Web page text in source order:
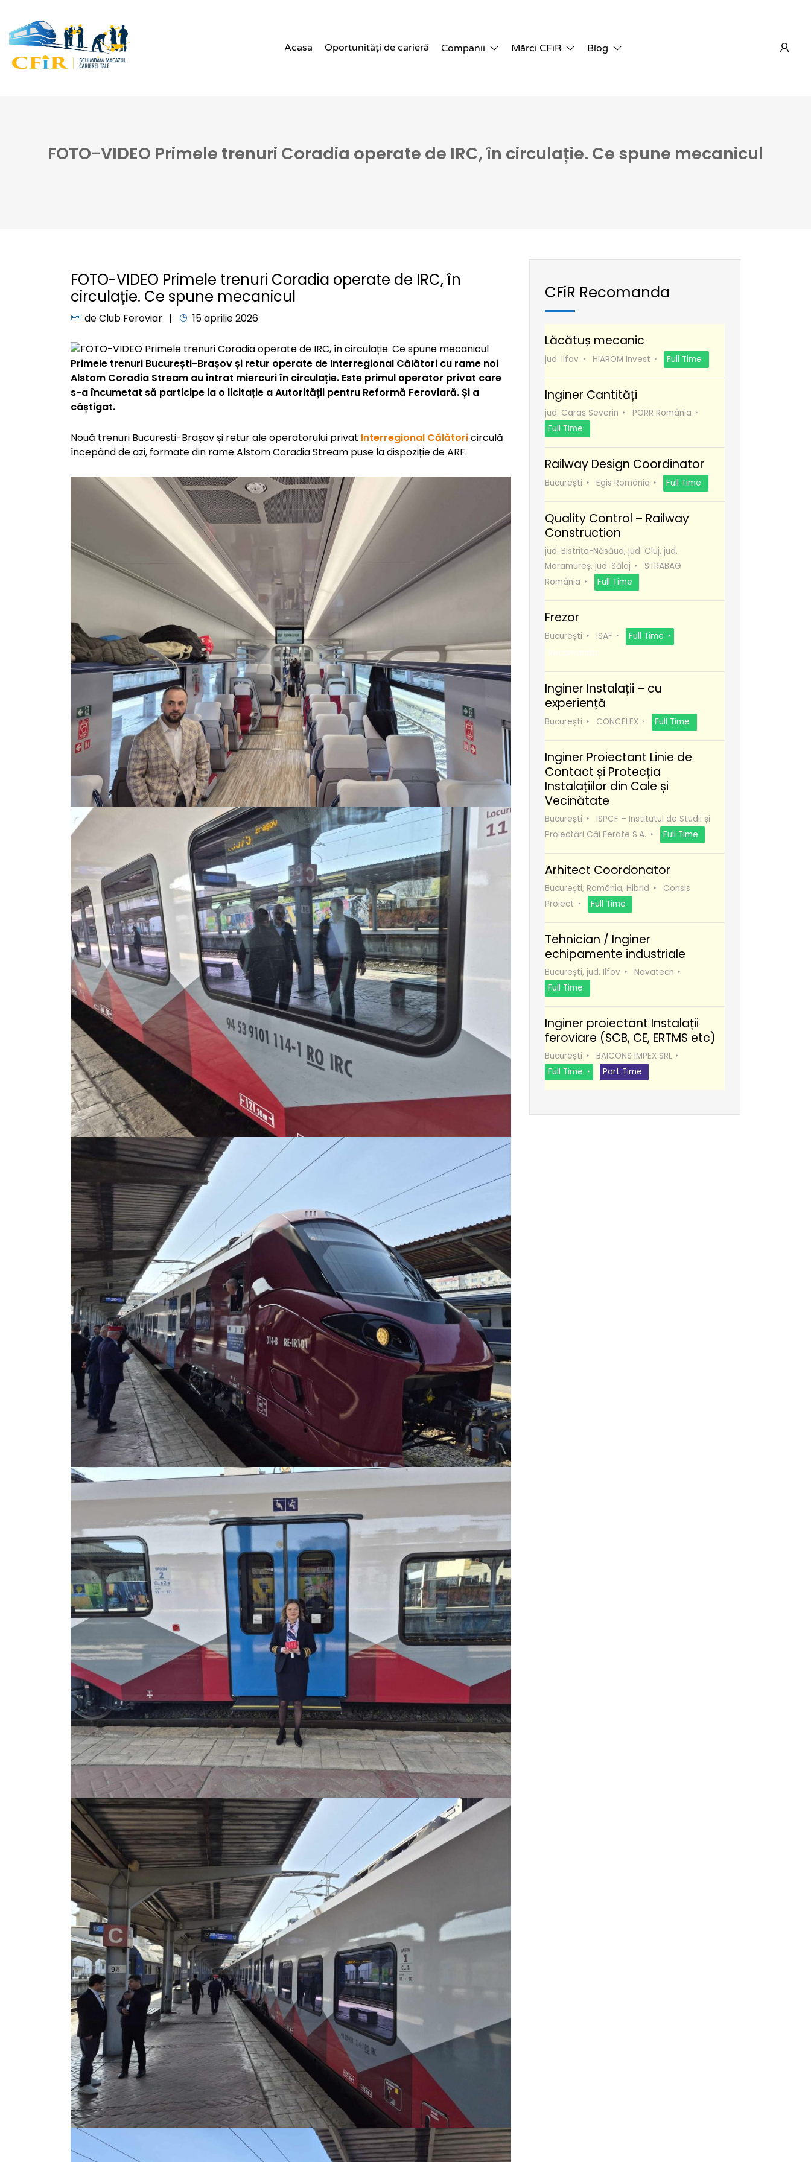
Acasa Oportunități de carieră Companii Mărci CFiR Blog
FOTO-VIDEO Primele trenuri Coradia operate de IRC, în circulație. Ce spune mecanicul
FOTO-VIDEO Primele trenuri Coradia operate de IRC, în
circulație. Ce spune mecanicul
deClub Feroviar 15 aprilie 2026
Primele trenuri București-Brașov și retur operate de Interregional Călători cu rame noi
Alstom Coradia Stream au intrat miercuri în circulație. Este primul operator privat care
s-a încumetat să participe la o licitație a Autorității pentru Reformă Feroviară. Și a
câștigat.
Nouă trenuri București-Brașov și retur ale operatorului privat Interregional Călătoricirculă
începând de azi, formate din rame Alstom Coradia Stream puse la dispoziție de ARF.
CFiR Recomanda
Lăcătuș mecanic
jud. Ilfov HIAROM Invest Full Time
Inginer Cantități
jud. Caraș Severin
PORR România
Full Time
Railway Design Coordinator
București Egis România Full Time
Quality Control – Railway
Construction
jud. Bistrița-Năsăud, jud. Cluj, jud.
Maramureș, jud. Sălaj
STRABAG
România
Full Time
Frezor
București ISAF
Full Time
Recomanda
Inginer Instalații – cu
experiență
București CONCELEX Full Time
Inginer Proiectant Linie de
Contact și Protecția
Instalațiilor din Cale și
Vecinătate
București
ISPCF – Institutul de Studii și
Proiectări Căi Ferate S.A.
Full Time
Arhitect Coordonator
București, România, Hibrid
Consis
Proiect
Full Time
Tehnician / Inginer
echipamente industriale
București, jud. Ilfov
Novatech
Full Time
Inginer proiectant Instalații
feroviare (SCB, CE, ERTMS etc)
București
BAICONS IMPEX SRL
Full Time
Part Time